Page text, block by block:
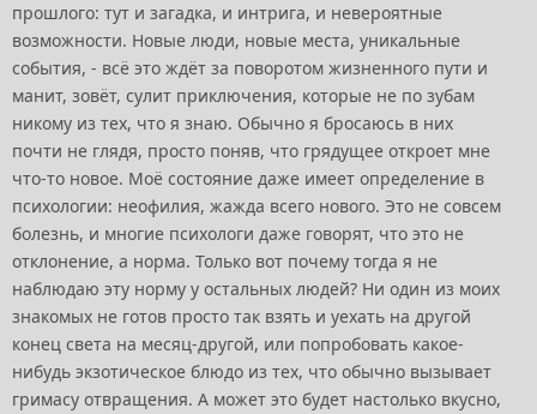
прошлого: тут и загадка, и интрига, и невероятные
возможности. Новые люди, новые места, уникальные
события, - всё это ждёт за поворотом жизненного пути и
манит, зовёт, сулит приключения, которые не по зубам
никому из тех, что я знаю. Обычно я бросаюсь в них
почти не глядя, просто поняв, что грядущее откроет мне
что-то новое. Моё состояние даже имеет определение в
психологии: неофилия, жажда всего нового. Это не совсем
болезнь, и многие психологи даже говорят, что это не
отклонение, а норма. Только вот почему тогда я не
наблюдаю эту норму у остальных людей? Ни один из моих
знакомых не готов просто так взять и уехать на другой
конец света на месяц-другой, или попробовать какое-
нибудь экзотическое блюдо из тех, что обычно вызывает
гримасу отвращения. А может это будет настолько вкусно,